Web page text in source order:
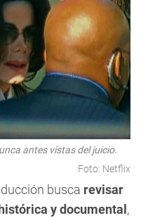
antes vistas del juicio.
Foto: Netflix
busca revisar
y documental ,